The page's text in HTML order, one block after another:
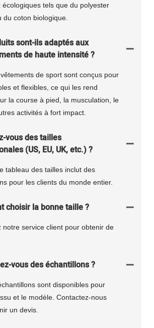
écologiques tels que du polyester
du coton biologique.
sont-ils adaptés aux
de haute intensité ?
de sport sont conçus pour
et flexibles, ce qui les rend
la course à pied, la musculation, le
activités à fort impact.
vous des tailles
(US, EU, UK, etc.) ?
tableau des tailles inclut des
pour les clients du monde entier.
choisir la bonne taille ?
notre service client pour obtenir de
vous des échantillons ?
sont disponibles pour
et le modèle. Contactez-nous
un devis.